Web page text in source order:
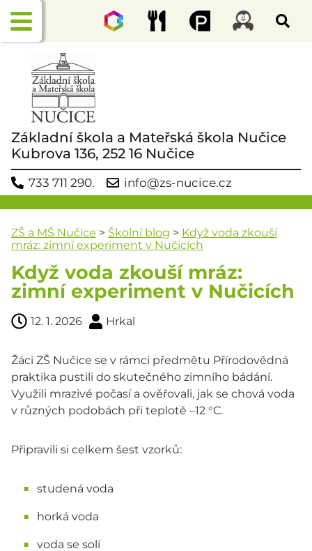
Základní škola a Mateřská škola Nučice
Kubrova 136, 252 16 Nučice
733 711 290. info@zs-nucice.cz
ZŠ a MŠ Nučice > Školní blog > Když voda zkouší
mráz: zimní experiment v Nučicích
Když voda zkouší mráz:
zimní experiment v Nučicích
12. 1. 2026 Hrkal
Žáci ZŠ Nučice se v rámci předmětu Přírodovědná
praktika pustili do skutečného zimního bádání.
Využili mrazivé počasí a ověřovali, jak se chová voda
v různých podobách při teplotě –12 °C.
Připravili si celkem šest vzorků:
studená voda
horká voda
voda se solí